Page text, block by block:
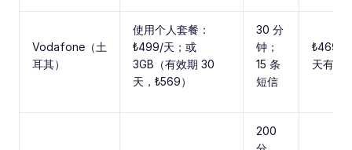
Vodafone（土
耳其）
使用个人套餐：
₺499/天；或
3GB（有效期 30
天，₺569）
30 分
钟；
15 条
短信
₺469
天有效
200